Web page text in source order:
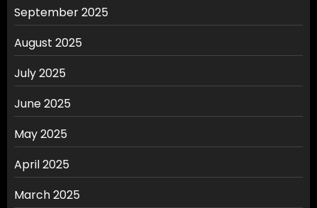
September 2025
August 2025
July 2025
June 2025
May 2025
April 2025
March 2025